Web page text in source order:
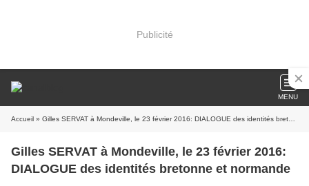
Publicité
MENU
Accueil » Gilles SERVAT à Mondeville, le 23 février 2016: DIALOGUE des identités bretonne et normande
Gilles SERVAT à Mondeville, le 23 février 2016:
DIALOGUE des identités bretonne et normande